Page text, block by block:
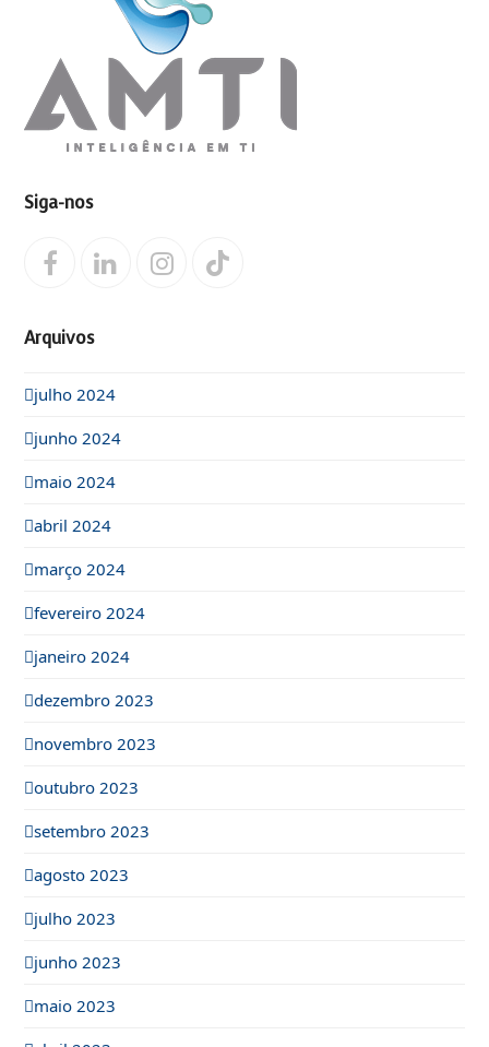
Siga-nos
Facebook
LinkedInInstagram
Tiktok
Arquivos
julho 2024
junho 2024
maio 2024
abril 2024
março 2024
fevereiro 2024
janeiro 2024
dezembro 2023
novembro 2023
outubro 2023
setembro 2023
agosto 2023
julho 2023
junho 2023
maio 2023